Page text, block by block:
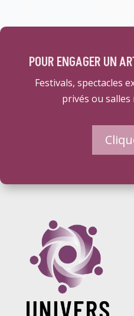
POUR ENGAGER UN
Festivals, spectacles
privés ou